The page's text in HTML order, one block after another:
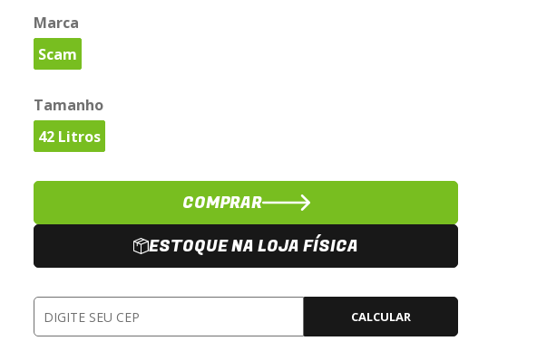
Marca
Scam
Tamanho
42 Litros
COMPRAR
ESTOQUE NA LOJA FÍSICA
CALCULAR